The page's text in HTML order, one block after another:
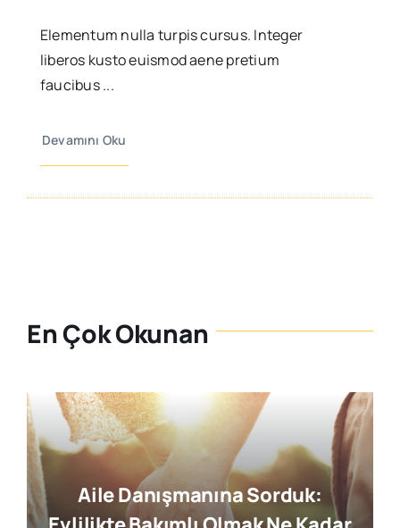
Elementum nulla turpis cursus. Integer
liberos kusto euismod aene pretium
faucibus ...
Devamını Oku
En Çok Okunan
Sorduk:
Nazik Bir Dil, Güçlü